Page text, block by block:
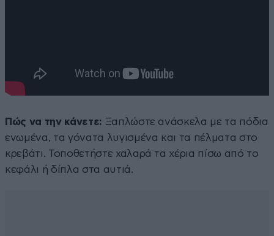
Πώς να την κάνετε: Ξαπλώστε ανάσκελα με τα πόδια
ενωμένα, τα γόνατα λυγισμένα και τα πέλματα στο
κρεβάτι. Τοποθετήστε χαλαρά τα χέρια πίσω από το
κεφάλι ή δίπλα στα αυτιά.